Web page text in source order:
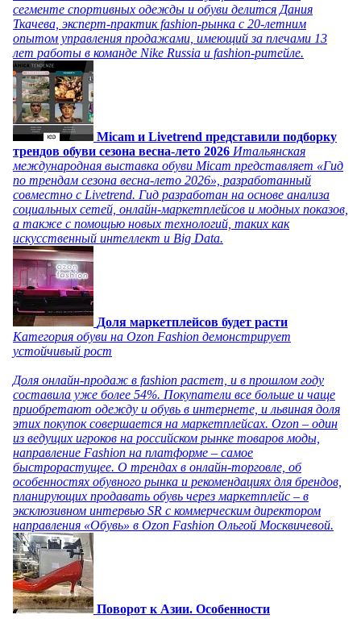
сегменте спортивных одежды и обуви делится Дания
Ткачева, эксперт-практик fashion-рынка с 20-летним
опытом управления продажами, имеющий за плечами 13
лет работы в команде Nike Russia и fashion-ритейле.
Micam и Livetrend представили подборку
трендов обуви сезона весна-лето 2026 Итальянская
международная выставка обуви Micam представляет «Гид
по трендам сезона весна-лето 2026», разработанный
совместно с Livetrend. Гид разработан на основе анализа
социальных сетей, онлайн-маркетплейсов и модных показов,
а также с помощью новых технологий, таких как
искусственный интеллект и Big Data.
Доля маркетплейсов будет расти
Категория обуви на Ozon Fashion демонстрирует
устойчивый рост
Доля онлайн-продаж в fashion растет, и в прошлом году
составила уже более 54%. Покупатели все больше и чаще
приобретают одежду и обувь в интернете, и львиная доля
этих покупок совершается на маркетплейсах. Ozon – один
из ведущих игроков на российском рынке товаров моды,
направление Fashion на платформе – самое
быстрорастущее. О трендах в онлайн-торговле, об
особенностях обувного рынка и рекомендациях для брендов,
планирующих продавать обувь через маркетплейс – в
эксклюзивном интервью SR с коммерческим директором
направления «Обувь» в Ozon Fashion Ольгой Москвичевой.
Поворот к Азии. Особенности